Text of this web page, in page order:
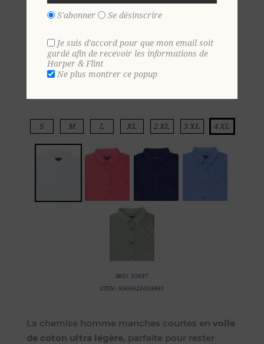
-
Ajouter aux favoris
S M L XL 2 XL 3 XL 4 XL
SKU: 35697
GTIN: 9306621024861
La chemise homme manches courtes en voile
de coton ultra légère, parfaite pour rester
S'abonner Se désinscrire
Je suis d'accord pour que mon email soit
gardé afin de recevoir les informations de
Harper & Flint
Ne plus montrer ce popup